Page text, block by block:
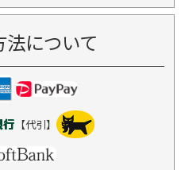
について
【代引】